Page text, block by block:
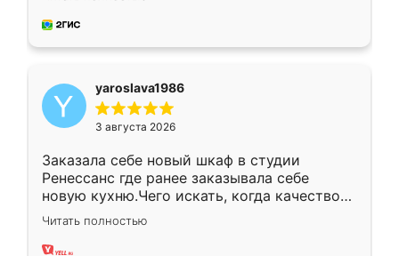
довольны работой. Спасибо Ренессанс
мебель за качественную работу!
yaroslava1986
3 августа 2026
Заказала себе новый шкаф в студии
Ренессанс где ранее заказывала себе
новую кухню.Чего искать, когда качеством
вполне довольна. Служит кухня уже почти
два года, нареканий нет.
Читать полностью